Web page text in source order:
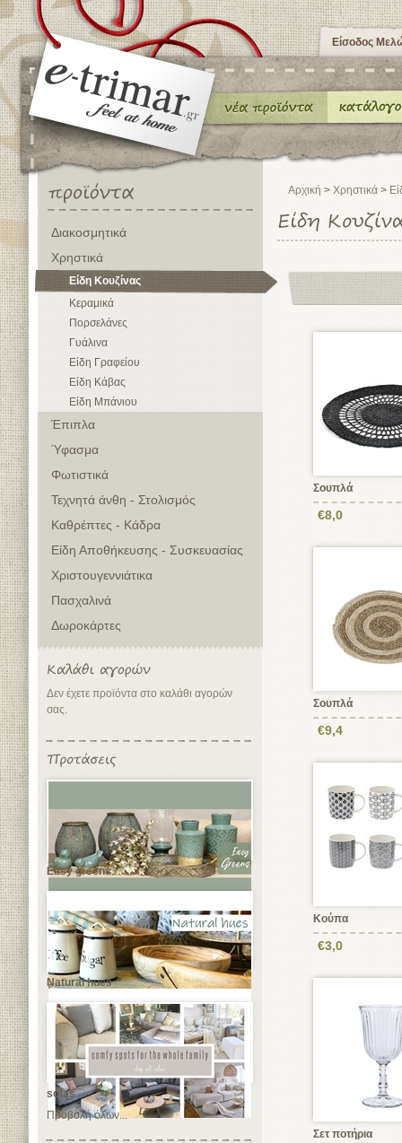
Είσοδος
Διακοσμητικά
Χρηστικά
Είδη Κουζίνας
Κεραμικά
Πορσελάνες
Γυάλινα
Είδη Γραφείου
Είδη Κάβας
Είδη Μπάνιου
Έπιπλα
Ύφασμα
Φωτιστικά
Τεχνητά άνθη - Στολισμός
Καθρέπτες - Κάδρα
Είδη Αποθήκευσης - Συσκευασίας
Χριστουγεννιάτικα
Πασχαλινά
Δωροκάρτες
Δεν έχετε προϊόντα στο καλάθι αγορών
σας.
Easy greens
Natural hues
sofas
Προβολή όλων...
Αρχική > Χρηστικά >
Σουπλά
€8,0
Σουπλά
€9,4
Κούπα
€3,0
Σετ ποτήρια